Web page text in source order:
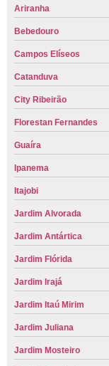
Ariranha
Bebedouro
Campos Elíseos
Catanduva
City Ribeirão
Florestan Fernandes
Guaíra
Ipanema
Itajobi
Jardim Alvorada
Jardim Antártica
Jardim Flórida
Jardim Irajá
Jardim Itaú Mirim
Jardim Juliana
Jardim Mosteiro